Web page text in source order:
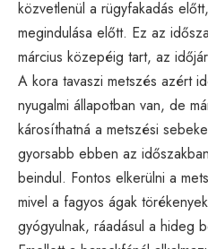
közvetlenül a rügyfakadás
megindulása előtt. Ez az
március közepéig tart, az
A kora tavaszi metszés azért
nyugalmi állapotban van, de
károsíthatná a metszési
gyorsabb ebben az
beindul. Fontos elkerülni a
mivel a fagyos ágak
gyógyulnak, ráadásul a hideg